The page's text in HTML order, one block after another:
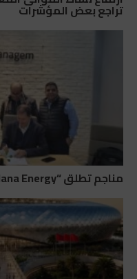
تراجع بعض المؤشرات
مناجم تطلق “Mana Energy” لتطوير الطاقة